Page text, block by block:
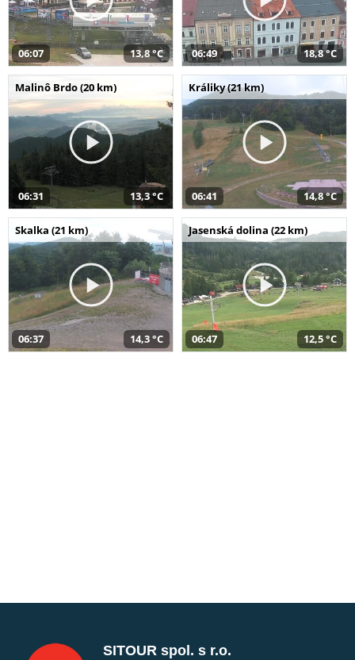
06:07 13,8 °C 06:49 18,8 °C
Malinô Brdo (20 km)
06:31 13,3 °C
Králiky (21 km)
06:41 14,8 °C
Skalka (21 km)
06:37 14,3 °C
Jasenská dolina (22 km)
06:47 12,5 °C
SITOUR spol. s r.o.